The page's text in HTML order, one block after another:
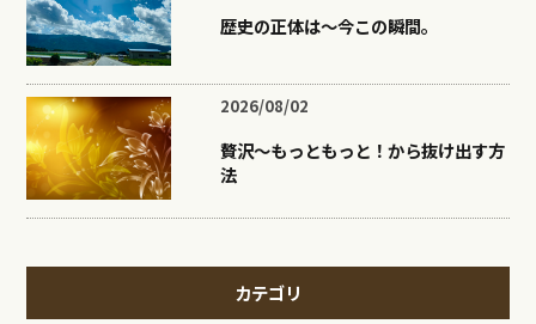
歴史の正体は〜今この瞬間。
2026/08/02
贅沢〜もっともっと！から抜け出す方
法
カテゴリ